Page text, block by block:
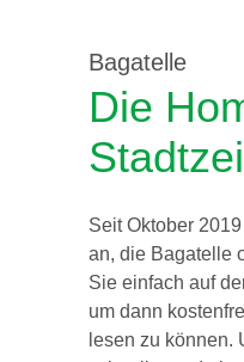
Bagatelle
Die
Seit Oktober
an, die Bagatelle
Sie einfach auf
um dann
lesen zu können.